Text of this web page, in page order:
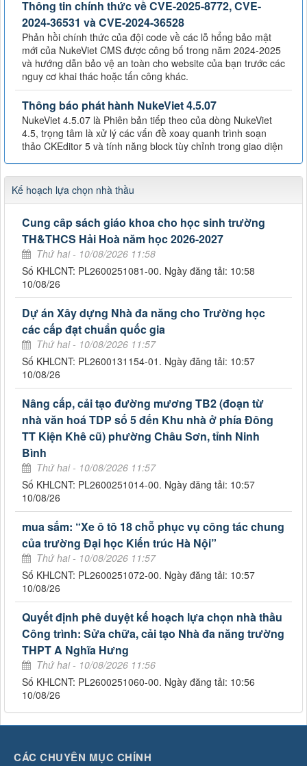
Thông tin chính thức về CVE-2025-8772, CVE-
2024-36531 và CVE-2024-36528
Phản hồi chính thức của đội code về các lỗ hổng bảo mật
mới của NukeViet CMS được công bố trong năm 2024-2025
và hướng dẫn bảo vệ an toàn cho website của bạn trước các
nguy cơ khai thác hoặc tấn công khác.
Thông báo phát hành NukeViet 4.5.07
NukeViet 4.5.07 là Phiên bản tiếp theo của dòng NukeViet
4.5, trọng tâm là xử lý các vấn đề xoay quanh trình soạn
thảo CKEditor 5 và tính năng block tùy chỉnh trong giao diện
Kế hoạch lựa chọn nhà thầu
Cung câp sách giáo khoa cho học sinh trường
TH&THCS Hải Hoà năm học 2026-2027
Thứ hai - 10/08/2026 11:58
Số KHLCNT: PL2600251081-00. Ngày đăng tải: 10:58
10/08/26
Dự án Xây dựng Nhà đa năng cho Trường học
các cấp đạt chuẩn quốc gia
Thứ hai - 10/08/2026 11:57
Số KHLCNT: PL2600131154-01. Ngày đăng tải: 10:57
10/08/26
Nâng cấp, cải tạo đường mương TB2 (đoạn từ
nhà văn hoá TDP số 5 đến Khu nhà ở phía Đông
TT Kiện Khê cũ) phường Châu Sơn, tỉnh Ninh
Bình
Thứ hai - 10/08/2026 11:57
Số KHLCNT: PL2600251014-00. Ngày đăng tải: 10:57
10/08/26
mua sắm: “Xe ô tô 18 chỗ phục vụ công tác chung
của trường Đại học Kiến trúc Hà Nội”
Thứ hai - 10/08/2026 11:57
Số KHLCNT: PL2600251072-00. Ngày đăng tải: 10:57
10/08/26
Quyết định phê duyệt kế hoạch lựa chọn nhà thầu
Công trình: Sửa chữa, cải tạo Nhà đa năng trường
THPT A Nghĩa Hưng
Thứ hai - 10/08/2026 11:56
Số KHLCNT: PL2600251060-00. Ngày đăng tải: 10:56
10/08/26
CÁC CHUYÊN MỤC CHÍNH